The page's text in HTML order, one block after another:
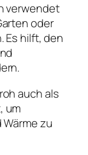
verwendet
oder
Es hilft, den
auch als
um
zu